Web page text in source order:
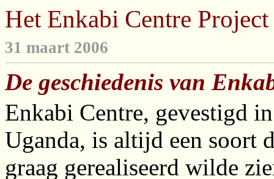
Het Enkabi Centre
31 maart 2006
De geschiedenis van
Enkabi Centre, gevestigd
Uganda, is altijd een soort
graag gerealiseerd wilde